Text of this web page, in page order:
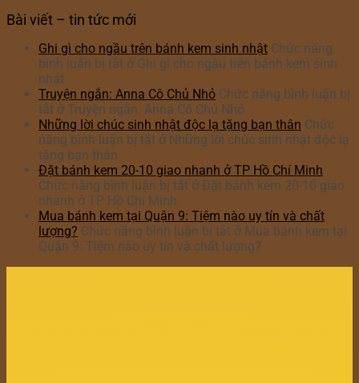
Bài viết – tin tức mới
Ghi gì cho ngầu trên bánh kem sinh nhật Chức năng
bình luận bị tắt ở Ghi gì cho ngầu trên bánh kem sinh
nhật
Truyện ngắn: Anna Cô Chủ Nhỏ Chức năng bình luận bị
tắt ở Truyện ngắn: Anna Cô Chủ Nhỏ
Những lời chúc sinh nhật độc lạ tặng bạn thân Chức
năng bình luận bị tắt ở Những lời chúc sinh nhật độc lạ
tặng bạn thân
Đặt bánh kem 20-10 giao nhanh ở TP Hồ Chí Minh
Chức năng bình luận bị tắt ở Đặt bánh kem 20-10 giao
nhanh ở TP Hồ Chí Minh
Mua bánh kem tại Quận 9: Tiệm nào uy tín và chất
lượng? Chức năng bình luận bị tắt ở Mua bánh kem tại
Quận 9: Tiệm nào uy tín và chất lượng?